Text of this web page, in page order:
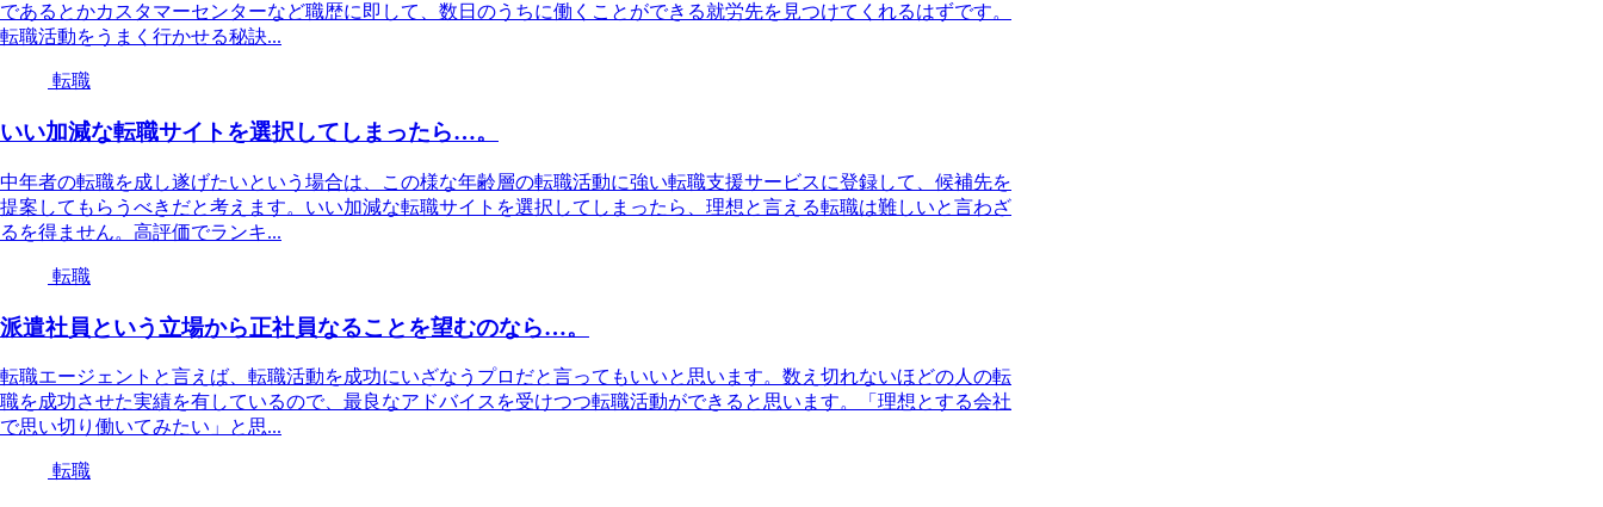
であるとかカスタマーセンターなど職歴に即して、数日のうちに働くことができる就労先を見つけてくれるはずです。
転職活動をうまく行かせる秘訣...
転職
いい加減な転職サイトを選択してしまったら…。
中年者の転職を成し遂げたいという場合は、この様な年齢層の転職活動に強い転職支援サービスに登録して、候補先を
提案してもらうべきだと考えます。いい加減な転職サイトを選択してしまったら、理想と言える転職は難しいと言わざ
るを得ません。高評価でランキ...
転職
派遣社員という立場から正社員なることを望むのなら…。
転職エージェントと言えば、転職活動を成功にいざなうプロだと言ってもいいと思います。数え切れないほどの人の転
職を成功させた実績を有しているので、最良なアドバイスを受けつつ転職活動ができると思います。「理想とする会社
で思い切り働いてみたい」と思...
転職